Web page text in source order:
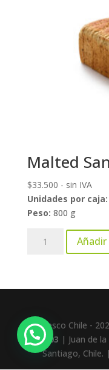
Malted
$33.500 - sin IVA
Unidades por caja:
Peso: 800 g
Panesco Chile -
7403 | Juan de
Santiago, Chile. |